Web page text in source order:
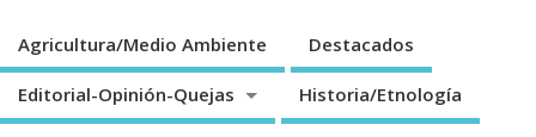
Agricultura/Medio Ambiente Destacados
Editorial-Opinión-Quejas Historia/Etnología